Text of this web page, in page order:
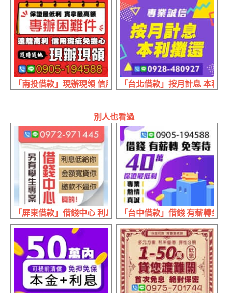
「南投借款」現辦現領 信用瑕疵免擔心 | 保證最低利 實拿
「台北借款」按月計息 本利
別人也看過
「屏東借款」借錢中心 利息低給你 | 金額寬貸你 繳款不逼你
「台中借款」借錢 有薪轉免